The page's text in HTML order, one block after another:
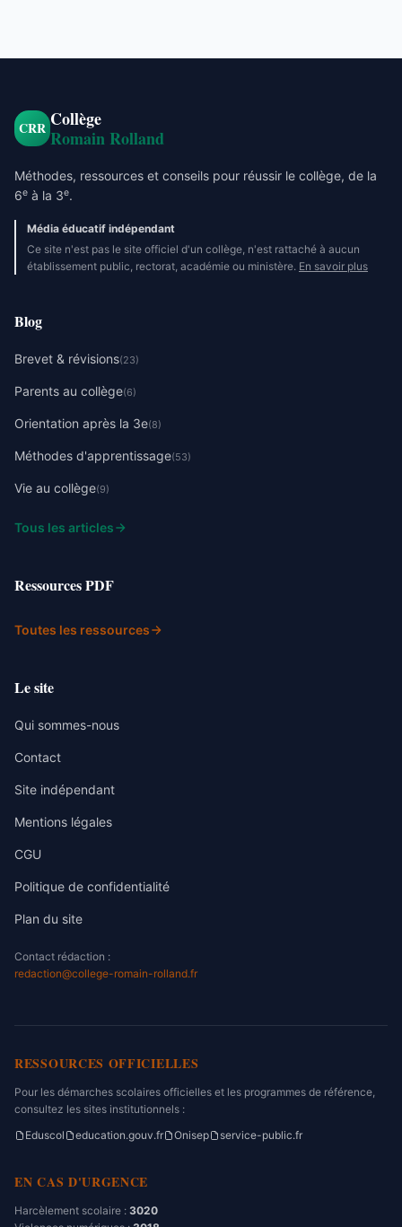
CRR Collège
Romain Rolland
Méthodes, ressources et conseils pour réussir le collège, de la
6e à la 3e.
Média éducatif indépendant
Ce site n'est pas le site officiel d'un collège, n'est rattaché à aucun
établissement public, rectorat, académie ou ministère. En savoir plus
Blog
Brevet & révisions(23)
Parents au collège(6)
Orientation après la 3e(8)
Méthodes d'apprentissage(53)
Vie au collège(9)
Tous les articles
Ressources PDF
Toutes les ressources
Le site
Qui sommes-nous
Contact
Site indépendant
Mentions légales
CGU
Politique de confidentialité
Plan du site
Contact rédaction :
redaction@college-romain-rolland.fr
RESSOURCES OFFICIELLES
Pour les démarches scolaires officielles et les programmes de référence,
consultez les sites institutionnels :
Eduscol
education.gouv.fr Onisep service-public.fr
EN CAS D'URGENCE
Harcèlement scolaire : 3020